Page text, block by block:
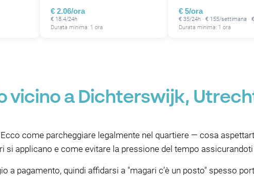
€ 2.06/ora
€ 18.4/24h
Durata minima: 1 ora
€ 5/ora
€ 35/24h · € 155/settimana ·
Durata minima: 1 ora
vicino a Dichterswijk,
come parcheggiare legalmente nel quartiere — cosa
si applicano e come evitare la pressione del tempo
a pagamento, quindi affidarsi a "magari c’è un posto" spesso